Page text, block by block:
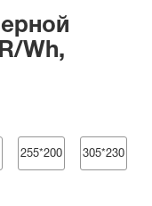
Wh,
255*200 305*230